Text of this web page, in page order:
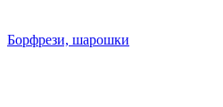
Борфрези, шарошки